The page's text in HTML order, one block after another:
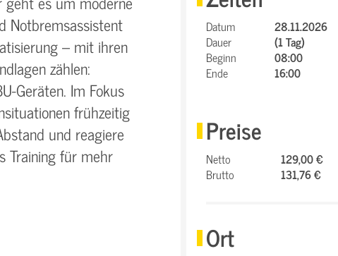
Notbremsassistent
– mit ihren
zählen:
Geräten. Im Fokus
frühzeitig
und reagiere
Training für mehr
Datum
28.11.2026
Dauer
(1 Tag)
Beginn
08:00
Ende
16:00
Preise
Netto
129,00 €
Brutto
131,76 €
Ort